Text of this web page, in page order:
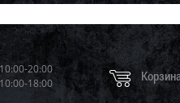
10:00-20:00
10:00-18:00